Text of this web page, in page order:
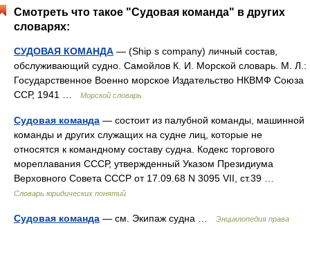
Смотреть что такое "Судовая команда" в других
словарях:
СУДОВАЯ КОМАНДА — (Ship s company) личный состав,
обслуживающий судно. Самойлов К. И. Морской словарь. М. Л.:
Государственное Военно морское Издательство НКВМФ Союза
ССР, 1941 …
Морской словарь
Судовая команда — состоит из палубной команды, машинной
команды и других служащих на судне лиц, которые не
относятся к командному составу судна. Кодекс торгового
мореплавания СССР, утвержденный Указом Президиума
Верховного Совета СССР от 17.09.68 N 3095 VII, cт.39 …
Словарь юридических понятий
Судовая команда — см. Экипаж судна … Энциклопедия права